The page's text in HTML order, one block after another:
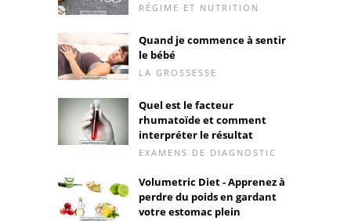
RÉGIME ET NUTRITION
Quand je commence à sentir
le bébé
LA GROSSESSE
Quel est le facteur
rhumatoïde et comment
interpréter le résultat
EXAMENS DE DIAGNOSTIC
Volumetric Diet - Apprenez à
perdre du poids en gardant
votre estomac plein